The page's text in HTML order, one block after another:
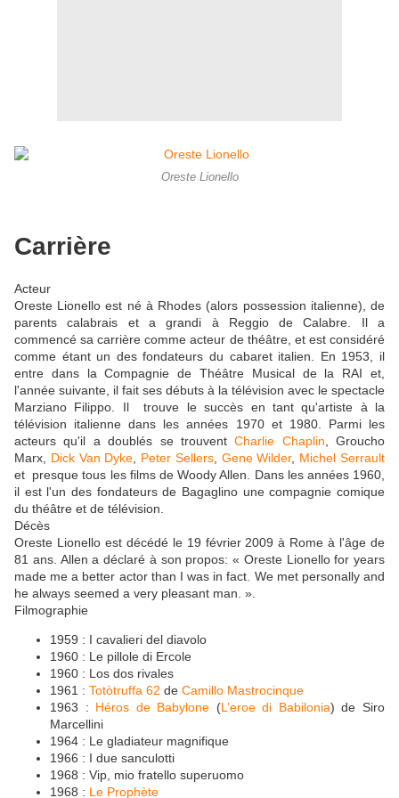
Oreste Lionello
Carrière
Acteur
Oreste Lionello est né à Rhodes (alors possession italienne), de
parents calabrais et a grandi à Reggio de Calabre. Il a
commencé sa carrière comme acteur de théâtre, et est considéré
comme étant un des fondateurs du cabaret italien. En 1953, il
entre dans la Compagnie de Théâtre Musical de la RAI et,
l'année suivante, il fait ses débuts à la télévision avec le spectacle
Marziano Filippo. Il trouve le succès en tant qu'artiste à la
télévision italienne dans les années 1970 et 1980. Parmi les
acteurs qu'il a doublés se trouventCharlie Chaplin , Groucho
Marx, Dick Van Dyke Peter Sellers, Gene Wilder, Michel Serrault
et presque tous les films de Woody Allen. Dans les années 1960,
il est l'un des fondateurs de Bagaglino une compagnie comique
du théâtre et de télévision.
Décès
Oreste Lionello est décédé le 19 février 2009 à Rome à l'âge de
81 ans. Allen a déclaré à son propos: « Oreste Lionello for years
made me a better actor than I was in fact. We met personally and
he always seemed a very pleasant man. ».
Filmographie
1959 : I cavalieri del diavolo
1960 : Le pillole di Ercole
1960 : Los dos rivales
1961 : Totòtruffa 62 de Camillo Mastrocinque
1963 : Héros de Babylone (L’eroe di Babilonia) de Siro
Marcellini
1964 : Le gladiateur magnifique
1966 : I due sanculotti
1968 : Vip, mio fratello superuomo
1968 : Le Prophète